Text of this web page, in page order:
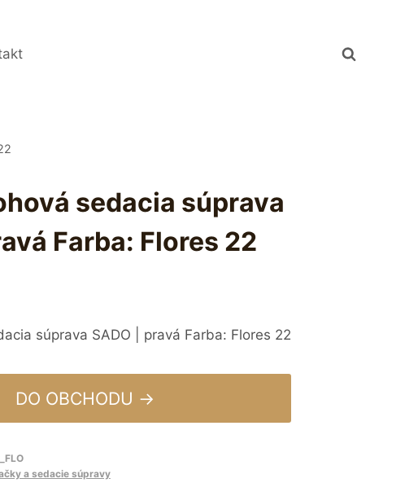
sedacia súprava
Farba: Flores 22
súprava SADO | pravá Farba: Flores 22
DO OBCHODU →
a sedacie súpravy